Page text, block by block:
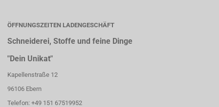
ÖFFNUNGSZEITEN LADENGESCHÄFT
Schneiderei, Stoffe und feine Dinge
"Dein Unikat"
Kapellenstraße 12
96106 Ebern
Telefon: +49 151 67519952